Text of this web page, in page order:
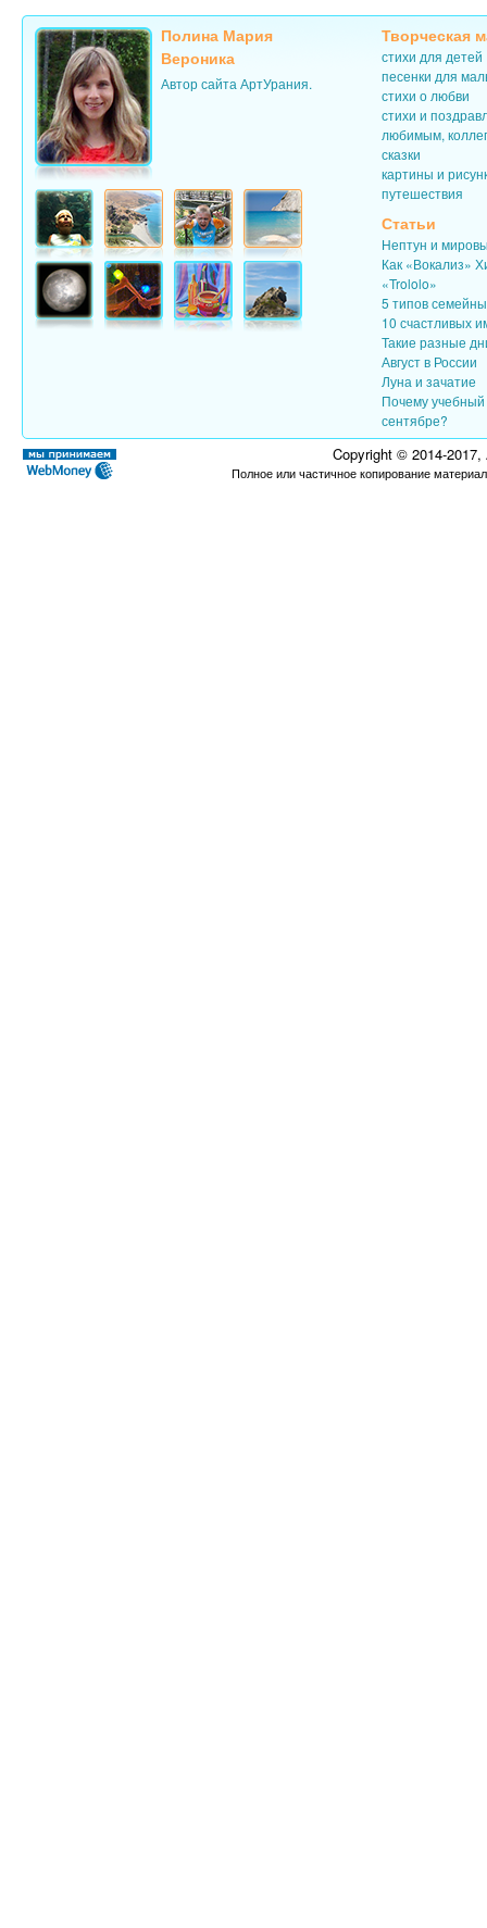
Полина Мария
Вероника
Автор сайта АртУрания.
Творческая
стихи для детей
песенки для
стихи о любви
стихи и
любимым,
сказки
картины и
путешествия
Статьи
Нептун и
Как «Вокализ»
«Trololo»
5 типов
10 счастливых
Такие разные
Август в России
Луна и зачатие
Почему учебный
сентябре?
Copyright © 2014-
Полное или частичное копирование